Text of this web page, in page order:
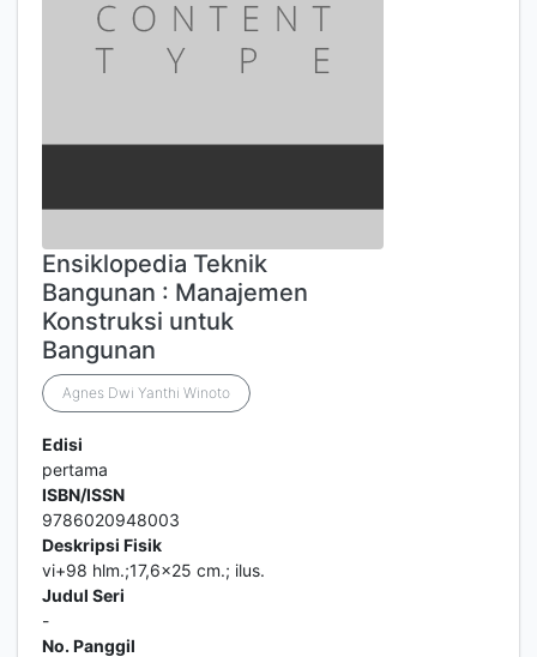
Ensiklopedia Teknik
Bangunan : Manajemen
Konstruksi untuk
Bangunan
Agnes Dwi Yanthi Winoto
Edisi
pertama
ISBN/ISSN
9786020948003
Deskripsi Fisik
vi+98 hlm.;17,6x25 cm.; ilus.
Judul Seri
-
No. Panggil